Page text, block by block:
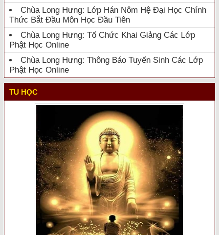
Chùa Long Hưng: Lớp Hán Nôm Hệ Đại Học Chính
Thức Bắt Đầu Môn Học Đầu Tiên
Chùa Long Hưng: Tổ Chức Khai Giảng Các Lớp
Phật Học Online
Chùa Long Hưng: Thông Báo Tuyển Sinh Các Lớp
Phật Học Online
TU HỌC